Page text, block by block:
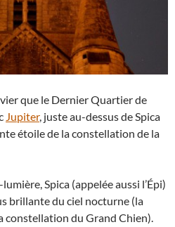
que le Dernier Quartier de
Jupiter, juste au-dessus de Spica
étoile de la constellation de la
Spica (appelée aussi l’Épi)
brillante du ciel nocturne (la
constellation du Grand Chien).